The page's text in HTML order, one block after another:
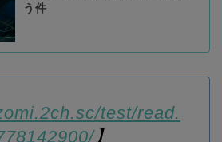
う件
test/read.
】